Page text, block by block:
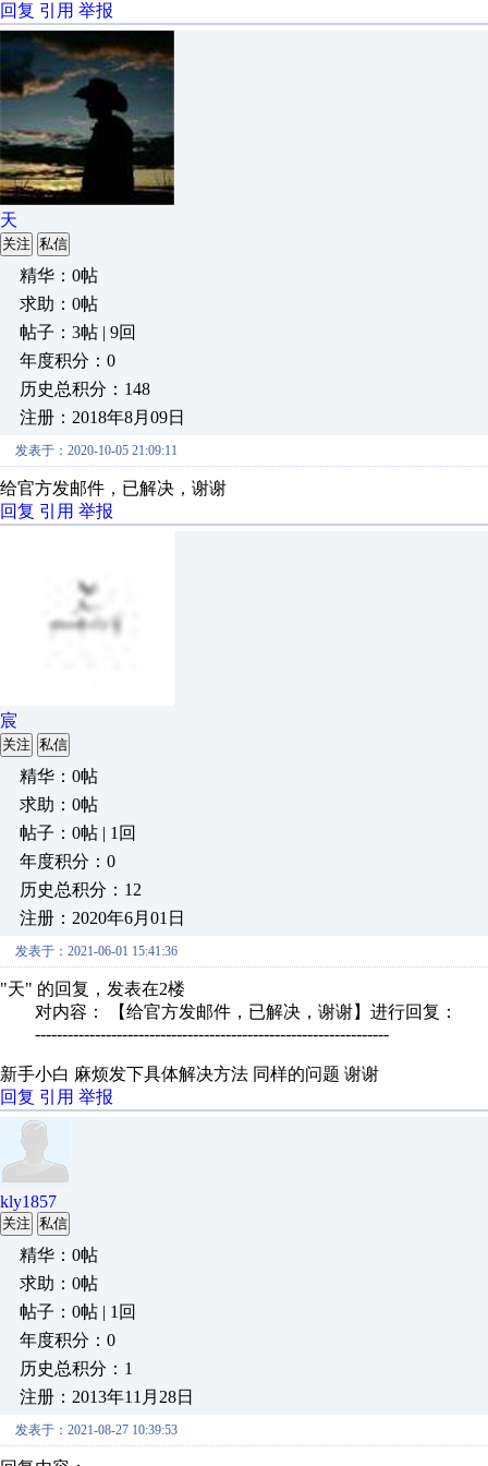
回复 引用 举报
天
关注 私信
精华：0帖
求助：0帖
帖子：3帖 | 9回
年度积分：0
历史总积分：148
注册：2018年8月09日
发表于：2020-10-05 21:09:11
给官方发邮件，已解决，谢谢
回复 引用 举报
宸
关注 私信
精华：0帖
求助：0帖
帖子：0帖 | 1回
年度积分：0
历史总积分：12
注册：2020年6月01日
发表于：2021-06-01 15:41:36
"天" 的回复，发表在2楼
对内容： 【给官方发邮件，已解决，谢谢】进行回复：
-----------------------------------------------------------------
新手小白 麻烦发下具体解决方法 同样的问题 谢谢
回复 引用 举报
kly1857
关注 私信
精华：0帖
求助：0帖
帖子：0帖 | 1回
年度积分：0
历史总积分：1
注册：2013年11月28日
发表于：2021-08-27 10:39:53